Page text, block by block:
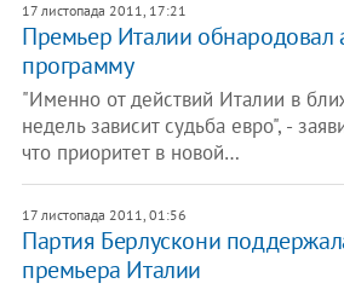
17 листопада 2011, 17:21
Премьер Италии обнародовал
программу
"Именно от действий Италии в
недель зависит судьба евро", -
что приоритет в новой…
17 листопада 2011, 01:56
Партия Берлускони
премьера Италии